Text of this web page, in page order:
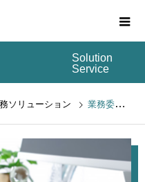
ソリューション 業務委託サービス
Solution
Service